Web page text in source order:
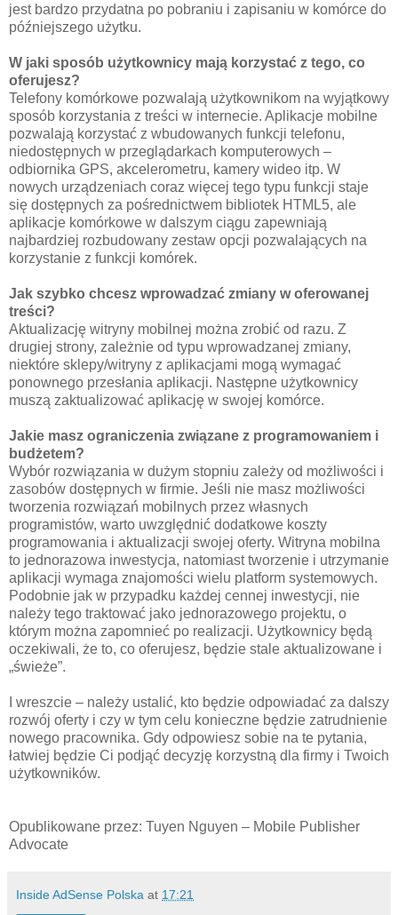
jest bardzo przydatna po pobraniu i zapisaniu w komórce do
późniejszego użytku.
W jaki sposób użytkownicy mają korzystać z tego, co
oferujesz?
Telefony komórkowe pozwalają użytkownikom na wyjątkowy
sposób korzystania z treści w internecie. Aplikacje mobilne
pozwalają korzystać z wbudowanych funkcji telefonu,
niedostępnych w przeglądarkach komputerowych –
odbiornika GPS, akcelerometru, kamery wideo itp. W
nowych urządzeniach coraz więcej tego typu funkcji staje
się dostępnych za pośrednictwem bibliotek HTML5, ale
aplikacje komórkowe w dalszym ciągu zapewniają
najbardziej rozbudowany zestaw opcji pozwalających na
korzystanie z funkcji komórek.
Jak szybko chcesz wprowadzać zmiany w oferowanej
treści?
Aktualizację witryny mobilnej można zrobić od razu. Z
drugiej strony, zależnie od typu wprowadzanej zmiany,
niektóre sklepy/witryny z aplikacjami mogą wymagać
ponownego przesłania aplikacji. Następne użytkownicy
muszą zaktualizować aplikację w swojej komórce.
Jakie masz ograniczenia związane z programowaniem i
budżetem?
Wybór rozwiązania w dużym stopniu zależy od możliwości i
zasobów dostępnych w firmie. Jeśli nie masz możliwości
tworzenia rozwiązań mobilnych przez własnych
programistów, warto uwzględnić dodatkowe koszty
programowania i aktualizacji swojej oferty. Witryna mobilna
to jednorazowa inwestycja, natomiast tworzenie i utrzymanie
aplikacji wymaga znajomości wielu platform systemowych.
Podobnie jak w przypadku każdej cennej inwestycji, nie
należy tego traktować jako jednorazowego projektu, o
którym można zapomnieć po realizacji. Użytkownicy będą
oczekiwali, że to, co oferujesz, będzie stale aktualizowane i
„świeże”.
I wreszcie – należy ustalić, kto będzie odpowiadać za dalszy
rozwój oferty i czy w tym celu konieczne będzie zatrudnienie
nowego pracownika. Gdy odpowiesz sobie na te pytania,
łatwiej będzie Ci podjąć decyzję korzystną dla firmy i Twoich
użytkowników.
Opublikowane przez: Tuyen Nguyen – Mobile Publisher
Advocate
Inside AdSense Polska at 17:21